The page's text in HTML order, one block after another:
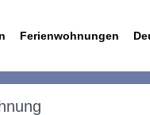
Ferienwohnungen